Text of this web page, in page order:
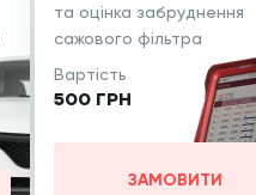
та оцінка забруднення
сажового фільтра
Вартість
500 ГРН
ЗАМОВИТИ